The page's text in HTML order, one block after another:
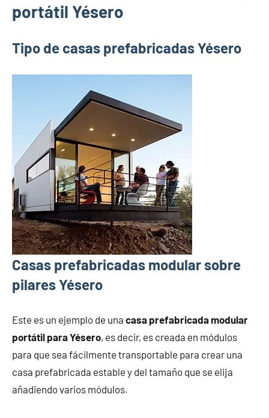
portátil Yésero
Tipo de casas prefabricadas Yésero
Casas prefabricadas modular sobre
pilares Yésero
Este es un ejemplo de una casa prefabricada modular
portátil para Yésero, es decir, es creada en módulos
para que sea fácilmente transportable para crear una
casa prefabricada estable y del tamaño que se elija
añadiendo varios módulos.